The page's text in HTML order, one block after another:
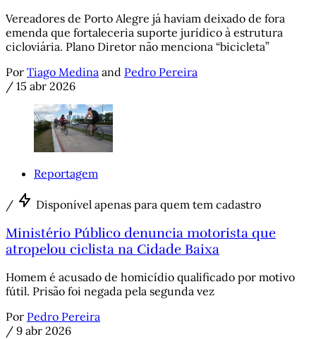
Vereadores de Porto Alegre já haviam deixado de fora
emenda que fortaleceria suporte jurídico à estrutura
cicloviária. Plano Diretor não menciona “bicicleta”
Por Tiago Medina and Pedro Pereira
/ 15 abr 2026
Reportagem
/ Disponível apenas para quem tem cadastro
Ministério Público denuncia motorista que
atropelou ciclista na Cidade Baixa
Homem é acusado de homicídio qualificado por motivo
fútil. Prisão foi negada pela segunda vez
Por Pedro Pereira
/ 9 abr 2026